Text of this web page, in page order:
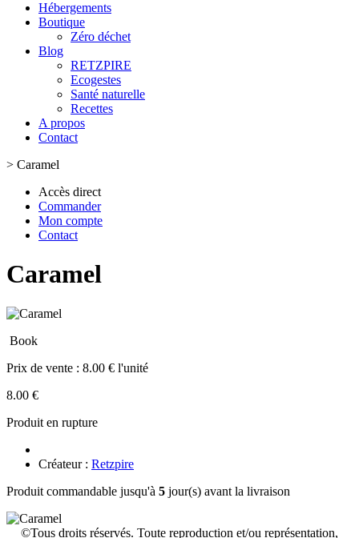
Hébergements
Boutique
Zéro déchet
Blog
RETZPIRE
Ecogestes
Santé naturelle
Recettes
A propos
Contact
> Caramel
Accès direct
Commander
Mon compte
Contact
Caramel
Book
Prix de vente : 8.00 € l'unité
8.00 €
Produit en rupture
Créateur : Retzpire
Produit commandable jusqu'à 5 jour(s) avant la livraison
©Tous droits réservés. Toute reproduction et/ou représentation,